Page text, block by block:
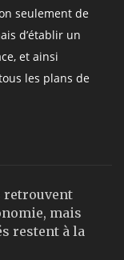
seulement de
d’établir un
et ainsi
les plans de
retrouvent
mais
restent à la